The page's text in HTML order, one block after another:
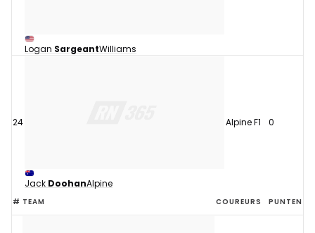
Logan SargeantWilliams
24
Jack DoohanAlpine
Alpine F1 0
# TEAM COUREURS PUNTEN